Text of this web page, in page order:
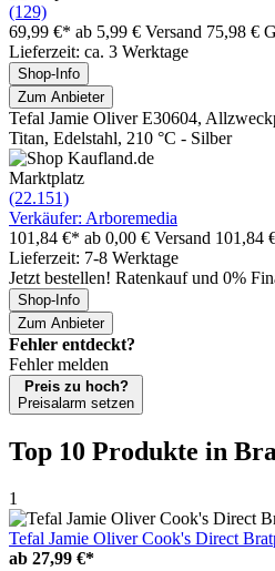
(129)
69,99 €* ab 5,99 € Versand 75,98 €
Lieferzeit: ca. 3 Werktage
Shop-Info
Zum Anbieter
Tefal Jamie Oliver E30604,
Titan, Edelstahl, 210 °C - Silber
Marktplatz
(22.151)
Verkäufer: Arboremedia
101,84 €* ab 0,00 € Versand 101,84
Lieferzeit: 7-8 Werktage
Jetzt bestellen! Ratenkauf und 0%
Shop-Info
Zum Anbieter
Fehler entdeckt?
Fehler melden
Preis zu hoch?
Preisalarm setzen
Top 10 Produkte in
1
Tefal Jamie Oliver Cook's Direct
ab 27,99 €*